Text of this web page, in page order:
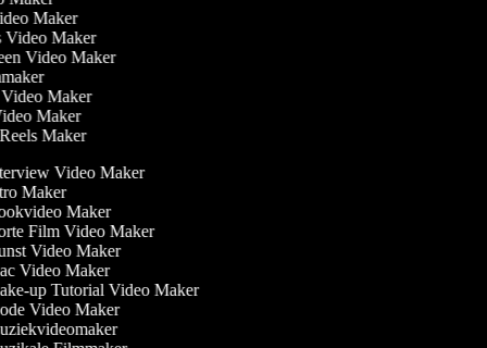
Maker
Video Maker
Video Maker
Video Maker
Maker
Reels Maker
Video Maker
Maker
Maker
Film Video Maker
Video Maker
Video Maker
up Tutorial Video Maker
Video Maker